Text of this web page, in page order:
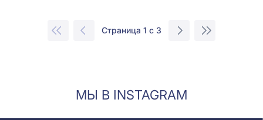
Страница 1 с 3
МЫ В INSTAGRAM